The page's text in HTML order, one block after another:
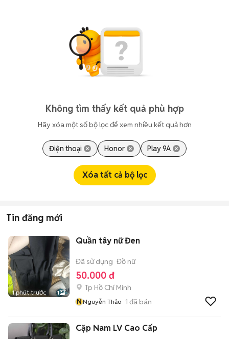
Không tìm thấy kết quả phù hợp
Hãy xóa một số bộ lọc để xem nhiều kết quả hơn
Điện thoại Honor Play 9A
Xóa tất cả bộ lọc
Tin đăng mới
1 phút trước 1
Quần tây nữ Đen
Đã sử dụng Đồ nữ
50.000 đ
Tp Hồ Chí Minh
NNguyễn Thảo 1 đã bán
Cặp Nam LV Cao Cấp